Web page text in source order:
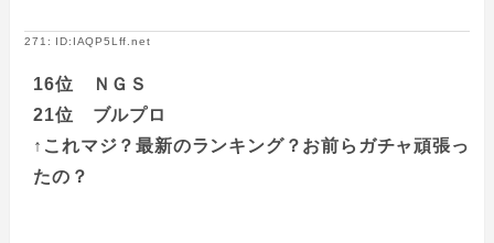
271: ID:IAQP5Lff.net
16位 ＮＧＳ
21位 ブルプロ
↑これマジ？最新のランキング？お前らガチャ頑張っ
たの？